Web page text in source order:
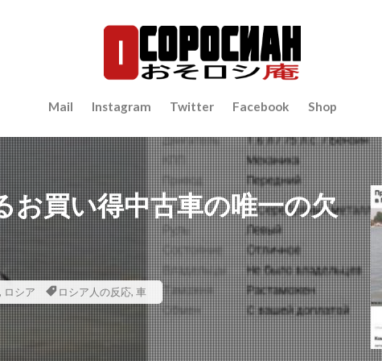
Mail Instagram Twitter Facebook Shop
お買い得中古車の唯一の欠
, ロシア ロシア人の反応, 車